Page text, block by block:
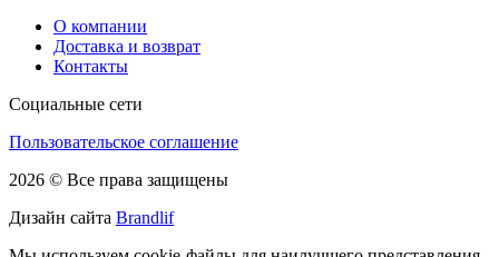
О компании
Доставка и возврат
Контакты
Социальные сети
Пользовательское соглашение
2026 © Все права защищены
Дизайн сайта Brandlif